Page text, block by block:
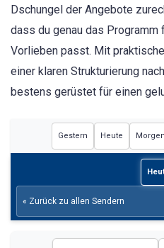
Dschungel der Angebote
dass du genau das Programm
Vorlieben passt. Mit
einer klaren Strukturierung
bestens gerüstet für einen
Gestern Heute Morgen
« Zurück zu allen Sendern